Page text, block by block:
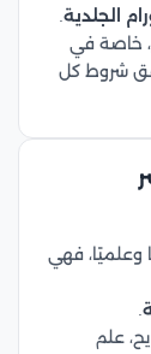
الجلدية
خاصة في
وفق شروط كل
وعلميًا، فهي
علم